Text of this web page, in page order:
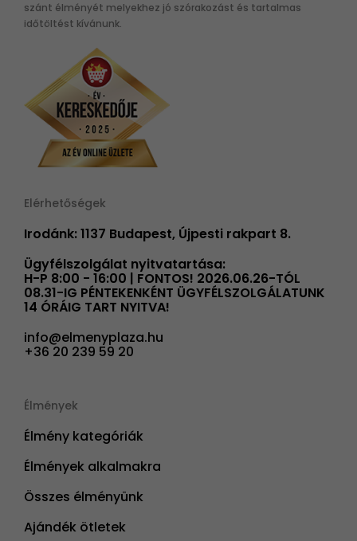
szánt élményét melyekhez jó szórakozást és tartalmas
időtöltést kívánunk.
Elérhetőségek
Irodánk: 1137 Budapest, Újpesti rakpart 8.
Ügyfélszolgálat nyitvatartása:
H-P 8:00 - 16:00 | FONTOS! 2026.06.26-TÓL
08.31-IG PÉNTEKENKÉNT ÜGYFÉLSZOLGÁLATUNK
14 ÓRÁIG TART NYITVA!
info@elmenyplaza.hu
+36 20 239 59 20
Élmények
Élmény kategóriák
Élmények alkalmakra
Összes élményünk
Ajándék ötletek